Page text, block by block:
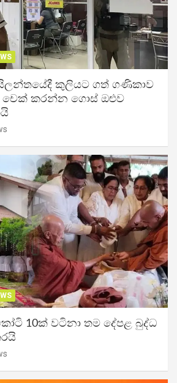
කුලියට ගත් ගණිකාව
චෙක් කරන්න ගොස් ඔළුව
10ක් වටිනා තම දේපළ බුද්ධ